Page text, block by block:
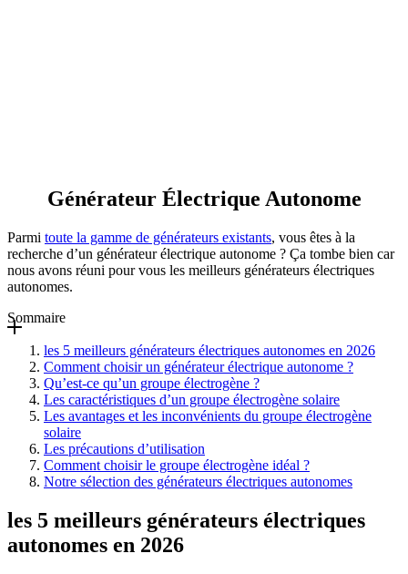
Générateur Électrique Autonome
Parmi toute la gamme de générateurs existants, vous êtes à la
recherche d’un générateur électrique autonome ? Ça tombe bien car
nous avons réuni pour vous les meilleurs générateurs électriques
autonomes.
Sommaire
les 5 meilleurs générateurs électriques autonomes en 2026
Comment choisir un générateur électrique autonome ?
Qu’est-ce qu’un groupe électrogène ?
Les caractéristiques d’un groupe électrogène solaire
Les avantages et les inconvénients du groupe électrogène
solaire
Les précautions d’utilisation
Comment choisir le groupe électrogène idéal ?
Notre sélection des générateurs électriques autonomes
les 5 meilleurs générateurs électriques
autonomes en 2026